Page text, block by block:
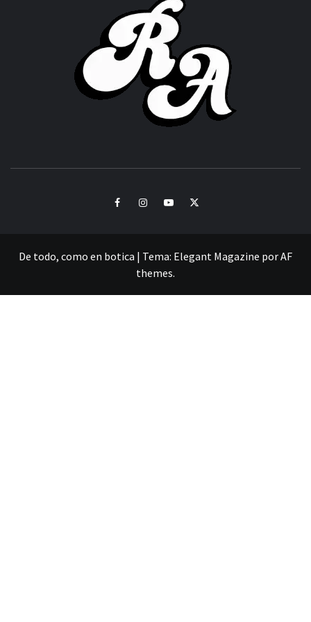
FacebookInstagramYoutubeTwitter
De todo, como en botica | Tema: Elegant Magazine porAF
themes.